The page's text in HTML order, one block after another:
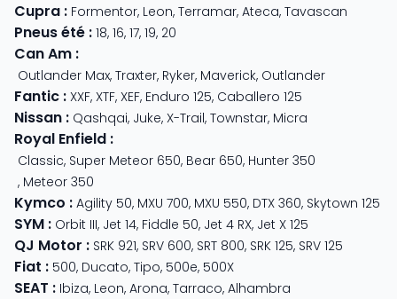
Cupra : Formentor, Leon, Terramar, Ateca, Tavascan
Pneus été : 18, 16, 17, 19, 20
Can Am :
Outlander Max, Traxter, Ryker, Maverick, Outlander
Fantic : XXF, XTF, XEF, Enduro 125, Caballero 125
Nissan : Qashqai, Juke, X-Trail, Townstar, Micra
Royal Enfield :
Classic, Super Meteor 650, Bear 650, Hunter 350
, Meteor 350
Kymco : Agility 50, MXU 700, MXU 550, DTX 360, Skytown 125
SYM : Orbit III, Jet 14, Fiddle 50, Jet 4 RX, Jet X 125
QJ Motor : SRK 921, SRV 600, SRT 800, SRK 125, SRV 125
Fiat : 500, Ducato, Tipo, 500e, 500X
SEAT : Ibiza, Leon, Arona, Tarraco, Alhambra